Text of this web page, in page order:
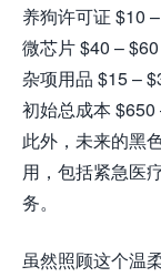
养狗许可证 $10
微芯片 $40 – $60
杂项用品 $15 –
初始总成本 $650
此外，未来的黑
用，包括紧急医
务。
虽然照顾这个温